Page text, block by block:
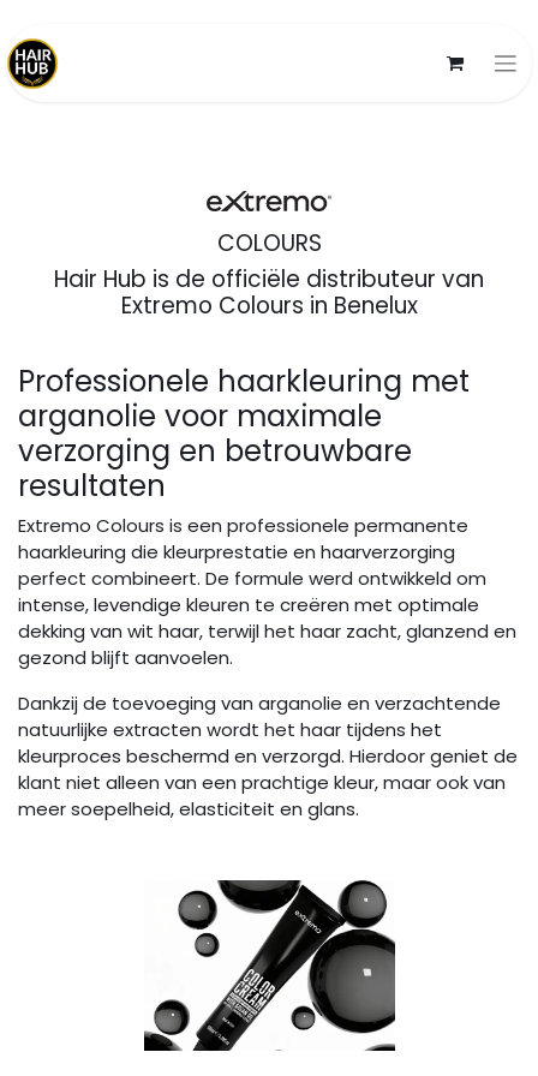
COLOURS
Hair Hub is de officiële distributeur van
Extremo Colours in Benelux
Professionele haarkleuring met
arganolie voor maximale
verzorging en betrouwbare
resultaten
Extremo Colours is een professionele permanente
haarkleuring die kleurprestatie en haarverzorging
perfect combineert. De formule werd ontwikkeld om
intense, levendige kleuren te creëren met optimale
dekking van wit haar, terwijl het haar zacht, glanzend en
gezond blijft aanvoelen.
Dankzij de toevoeging van arganolie en verzachtende
natuurlijke extracten wordt het haar tijdens het
kleurproces beschermd en verzorgd. Hierdoor geniet de
klant niet alleen van een prachtige kleur, maar ook van
meer soepelheid, elasticiteit en glans.